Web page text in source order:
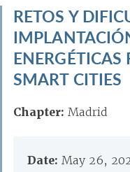
RETOS Y
ENERGÉTICAS
SMART CITIES
Chapter: Madrid
Date: May 26,